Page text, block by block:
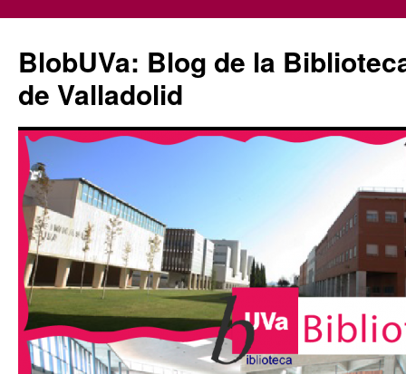
contenido
BlobUVa: Blog de la
de Valladolid